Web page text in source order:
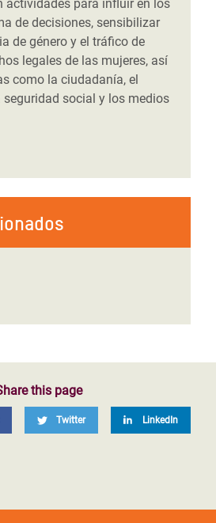
actividades para influir en los
de decisiones, sensibilizar
de género y el tráfico de
legales de las mujeres, así
como la ciudadanía, el
seguridad social y los medios
this page
Twitter LinkedIn